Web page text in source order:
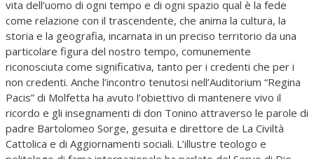
vita dell’uomo di ogni tempo e di ogni spazio qual è la fede
come relazione con il trascendente, che anima la cultura, la
storia e la geografia, incarnata in un preciso territorio da una
particolare figura del nostro tempo, comunemente
riconosciuta come significativa, tanto per i credenti che per i
non credenti. Anche l’incontro tenutosi nell’Auditorium “Regina
Pacis” di Molfetta ha avuto l’obiettivo di mantenere vivo il
ricordo e gli insegnamenti di don Tonino attraverso le parole di
padre Bartolomeo Sorge, gesuita e direttore de La Civiltà
Cattolica e di Aggiornamenti sociali. L’illustre teologo e